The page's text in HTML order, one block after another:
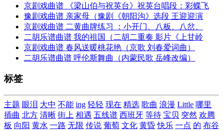
京剧戏曲谱 《梁山伯与祝英台》祝英台唱段：彩蝶飞
豫剧戏曲谱 亲家母（豫剧《朝阳沟》选段 王迎迎演
京剧戏曲谱 二黄曲牌练习 ：小开门、八板、八岔、
二胡乐谱曲谱 我的祖国（二胡二重奏 影片《上甘岭
京剧戏曲谱 春风送暖桃花艳（京歌 刘春爱词曲）
二胡乐谱曲谱 呼伦斯舞曲（内蒙民歌 岳峰改编）
标签
主题 眼泪 大中 不能 ing 轻轻 现在 精选 歌曲 浪漫 Little 哪里
插曲 北方 清晰 街上 相遇 五线谱 西班牙 等待 宝贝 突然 欢腾
板 向阳 黄水 一路 无限 传说 葡萄 文化 黄昏 快乐 一点 的 布谷